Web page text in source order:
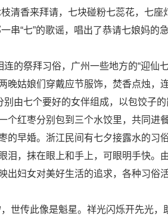
清香来拜请，七块碰粉七蕊花，七座
串“七”的歌谣，唱出了恭请七娘妈的急
连的祭拜习俗，广州一些地方的“迎仙
晚姑娘们穿戴应节服饰，焚香点烛，
别由七个要好的女伴组成，以包饺子
个红枣分别包到三个水饺里，共同进
的早婚。浙江民间有七夕接露水的习
泪，抹在眼上和手上，可眼明手快。
出妇女对美好生活的追求，各种习俗
世传此像是魁星。祥光闪烁开先光，